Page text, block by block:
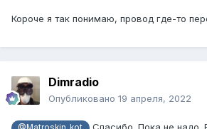
Короче я так понимаю, провод где-то
Dimradio
Опубликовано 19 апреля, 2022